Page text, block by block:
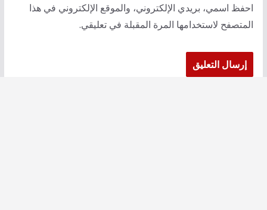
احفظ اسمي، بريدي الإلكتروني، والموقع الإلكتروني في هذا
المتصفح لاستخدامها المرة المقبلة في تعليقي.